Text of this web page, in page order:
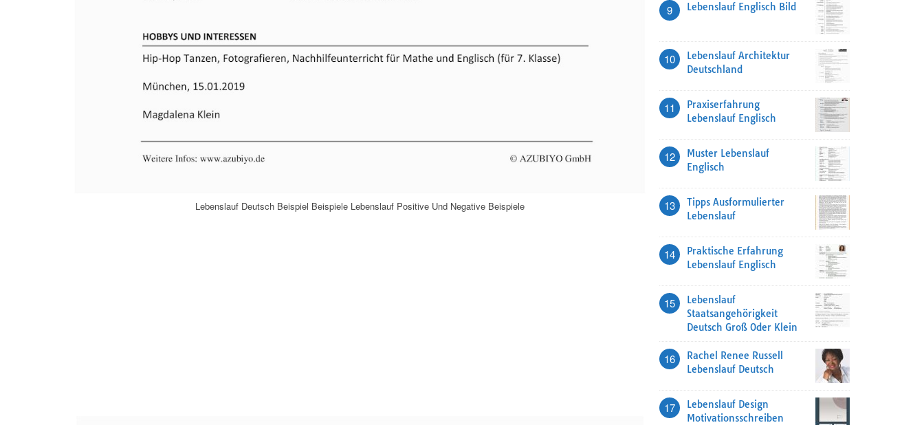
Lebenslauf Deutsch Beispiel Beispiele Lebenslauf Positive Und Negative Beispiele
9 Lebenslauf Englisch Bild
10
Lebenslauf Architektur
Deutschland
11
Praxiserfahrung
Lebenslauf Englisch
12
Muster Lebenslauf
Englisch
13
Tipps Ausformulierter
Lebenslauf
14
Praktische Erfahrung
Lebenslauf Englisch
15
Lebenslauf
Staatsangehörigkeit
Deutsch Groß Oder Klein
16
Rachel Renee Russell
Lebenslauf Deutsch
17
Lebenslauf Design
Motivationsschreiben